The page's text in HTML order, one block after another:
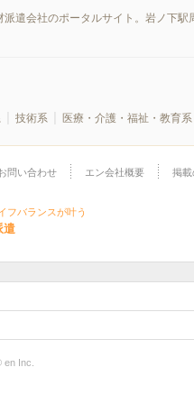
遣会社のポータルサイト。岩ノ下
技術系 医療・介護・福祉・教育系
問い合わせ エン会社概要 掲載
フバランスが叶う
遣
Inc.